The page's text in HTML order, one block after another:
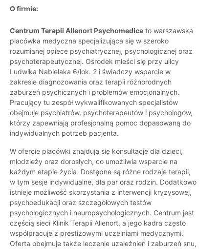
O firmie:
Centrum Terapii Allenort Psychomedica to warszawska
placówka medyczna specjalizująca się w szeroko
rozumianej opiece psychiatrycznej, psychologicznej oraz
psychoterapeutycznej. Ośrodek mieści się przy ulicy
Ludwika Nabielaka 6/lok. 2 i świadczy wsparcie w
zakresie diagnozowania oraz terapii różnorodnych
zaburzeń psychicznych i problemów emocjonalnych.
Pracujący tu zespół wykwalifikowanych specjalistów
obejmuje psychiatrów, psychoterapeutów i psychologów,
którzy zapewniają profesjonalną pomoc dopasowaną do
indywidualnych potrzeb pacjenta.
W ofercie placówki znajdują się konsultacje dla dzieci,
młodzieży oraz dorosłych, co umożliwia wsparcie na
każdym etapie życia. Dostępne są różne rodzaje terapii,
w tym sesje indywidualne, dla par oraz rodzin. Dodatkowo
istnieje możliwość skorzystania z interwencji kryzysowej,
psychoedukacji oraz szczegółowych testów
psychologicznych i neuropsychologicznych. Centrum jest
częścią sieci Klinik Terapii Allenort, a jego kadra często
współpracuje z prestiżowymi uczelniami medycznymi.
Oferta obejmuje także leczenie uzależnień i zaburzeń snu,